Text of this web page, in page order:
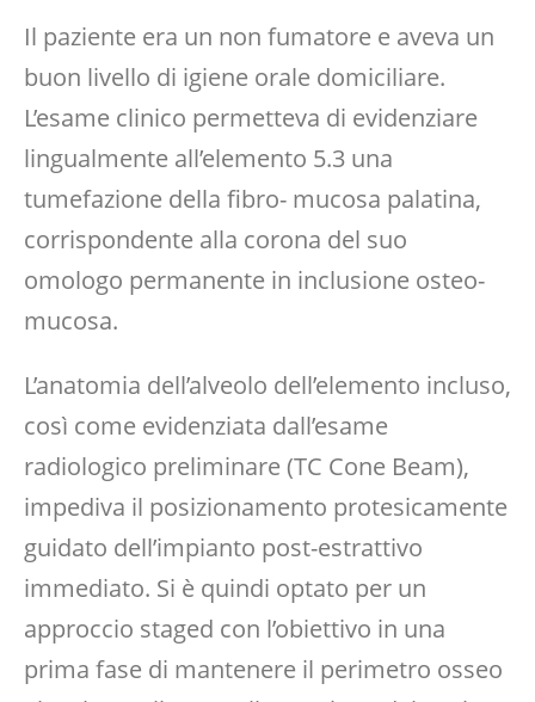
Il paziente era un non fumatore e aveva un
buon livello di igiene orale domiciliare.
L’esame clinico permetteva di evidenziare
lingualmente all’elemento 5.3 una
tumefazione della fibro- mucosa palatina,
corrispondente alla corona del suo
omologo permanente in inclusione osteo-
mucosa.
L’anatomia dell’alveolo dell’elemento incluso,
così come evidenziata dall’esame
radiologico preliminare (TC Cone Beam),
impediva il posizionamento protesicamente
guidato dell’impianto post-estrattivo
immediato. Si è quindi optato per un
approccio staged con l’obiettivo in una
prima fase di mantenere il perimetro osseo